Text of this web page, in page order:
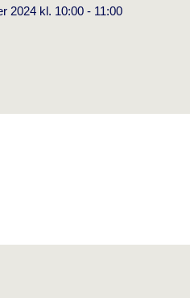
2024 kl. 10:00 - 11:00